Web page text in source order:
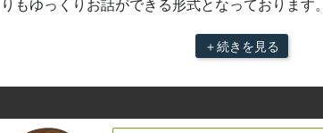
りもゆっくりお話ができる形式となっております。
＋続きを見る